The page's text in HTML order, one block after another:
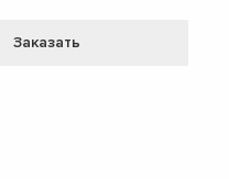
Заказать